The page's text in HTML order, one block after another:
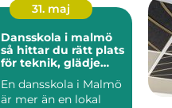
31. maj
Dansskola i malmö
så hittar du rätt plats
för teknik, glädje
En dansskola i Malmö
är mer än en lokal